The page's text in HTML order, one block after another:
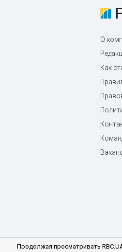
О
Как
Продолжая просматривать